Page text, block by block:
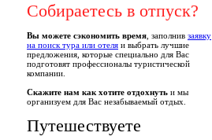
Собираетесь в отпуск?
Вы можете сэкономить время , заполнив заявку
на поиск тура или отеля и выбрать лучшие
предложения, которые специально для Вас
подготовят профессионалы туристической
компании.
Скажите нам как хотите отдохнуть и мы
организуем для Вас незабываемый отдых.
Путешествуете